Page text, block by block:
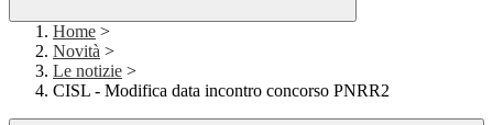
Home >
Novità >
Le notizie >
CISL - Modifica data incontro concorso PNRR2